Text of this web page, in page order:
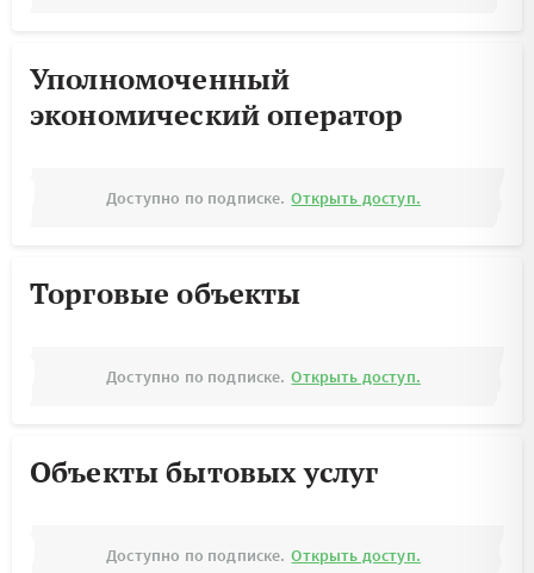
Уполномоченный
экономический оператор
Доступно по подписке. Открыть доступ.
Торговые объекты
Доступно по подписке. Открыть доступ.
Объекты бытовых услуг
Доступно по подписке. Открыть доступ.